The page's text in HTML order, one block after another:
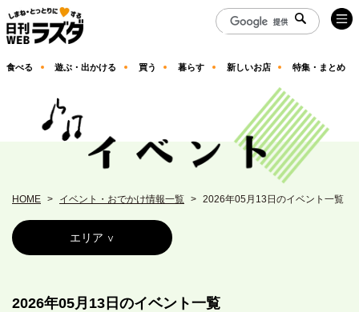
食べる 遊ぶ・出かける 買う 暮らす 新しいお店 特集・まとめ
HOME イベント・おでかけ情報一覧 2026年05月13日のイベント一覧
エリア
2026年05月13日のイベント一覧